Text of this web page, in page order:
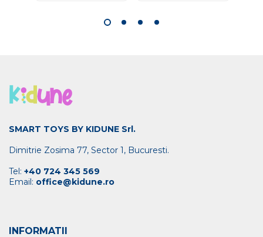
SMART TOYS BY KIDUNE Srl.
Dimitrie Zosima 77, Sector 1, Bucuresti.
Tel: +40 724 345 569
Email: office@kidune.ro
INFORMATII